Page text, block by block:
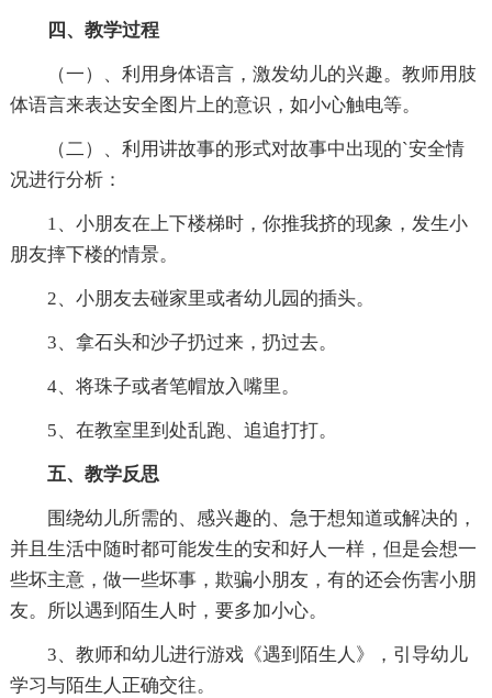
四、教学过程
（一）、利用身体语言，激发幼儿的兴趣。教师用肢
体语言来表达安全图片上的意识，如小心触电等。
（二）、利用讲故事的形式对故事中出现的`安全情
况进行分析：
1、小朋友在上下楼梯时，你推我挤的现象，发生小
朋友摔下楼的情景。
2、小朋友去碰家里或者幼儿园的插头。
3、拿石头和沙子扔过来，扔过去。
4、将珠子或者笔帽放入嘴里。
5、在教室里到处乱跑、追追打打。
五、教学反思
围绕幼儿所需的、感兴趣的、急于想知道或解决的，
并且生活中随时都可能发生的安和好人一样，但是会想一
些坏主意，做一些坏事，欺骗小朋友，有的还会伤害小朋
友。所以遇到陌生人时，要多加小心。
3、教师和幼儿进行游戏《遇到陌生人》，引导幼儿
学习与陌生人正确交往。